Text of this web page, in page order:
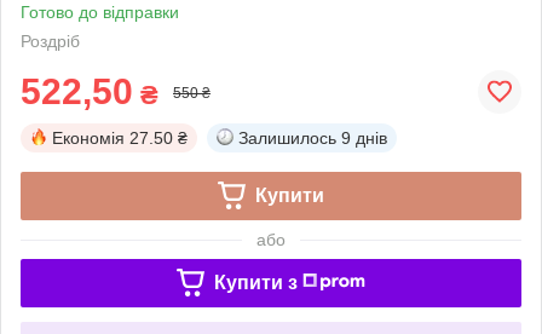
Готово до відправки
Роздріб
522,50 ₴ 550 ₴
Економія 27.50 ₴ Залишилось 9 днів
Купити
або
Купити з